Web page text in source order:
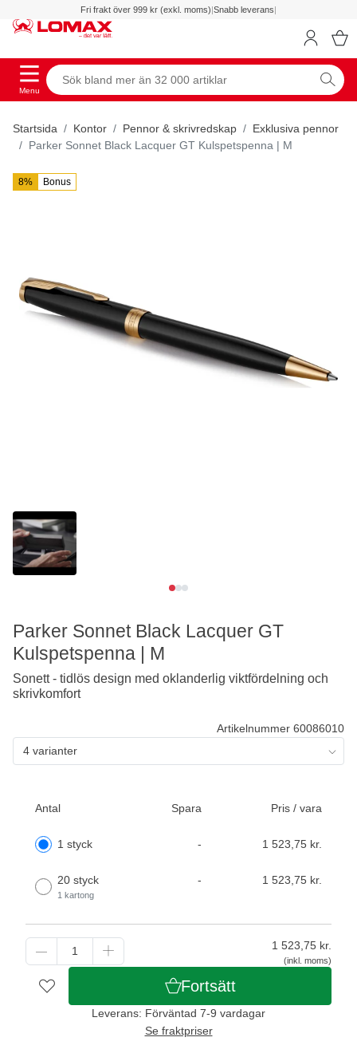
Fri frakt över 999 kr (exkl. moms)|Snabb leverans|
Menu
Startsida Kontor Pennor & skrivredskap
Exklusiva pennor
Parker Sonnet Black Lacquer GT Kulspetspenna | M
8% Bonus
Artikelnummer 60086010
4 varianter
Antal Spara Pris / vara
1 styck - 1 523,75 kr.
20 styck
1 kartong
- 1 523,75 kr.
1 523,75 kr.
(inkl. moms)
Fortsätt
Leverans: Förväntad 7-9 vardagar
Se fraktpriser
Parker Sonnet Black Lacquer GT
Kulspetspenna | M
Sonett - tidlös design med oklanderlig viktfördelning och
skrivkomfort